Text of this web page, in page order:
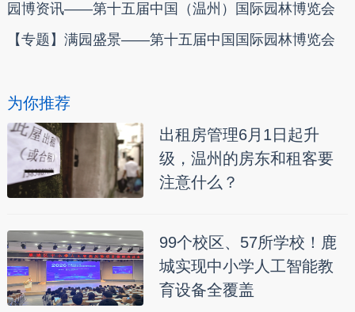
园博资讯——第十五届中国（温州）国际园林博览会
【专题】满园盛景——第十五届中国国际园林博览会
为你推荐
出租房管理6月1日起升
级，温州的房东和租客要
注意什么？
99个校区、57所学校！鹿
城实现中小学人工智能教
育设备全覆盖